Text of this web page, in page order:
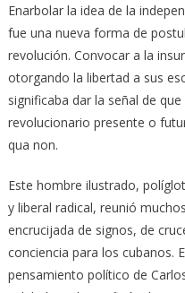
Enarbolar la idea de la
fue una nueva forma de
revolución. Convocar a la
otorgando la libertad a sus
significaba dar la señal de
revolucionario presente o
qua non.
Este hombre ilustrado,
y liberal radical, reunió
encrucijada de signos, de
conciencia para los cubanos.
pensamiento político de